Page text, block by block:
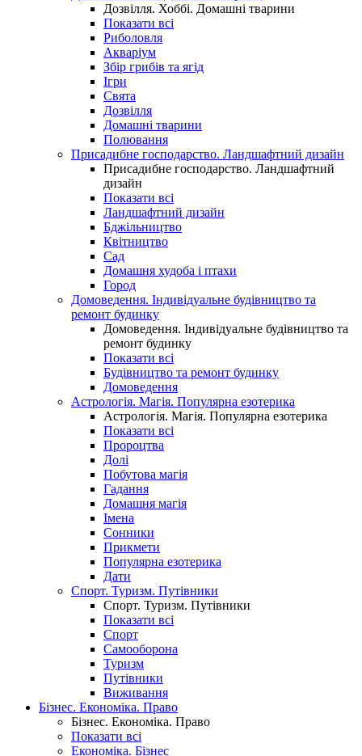
Дозвілля. Хоббі. Домашні тварини
Показати всі
Риболовля
Акваріум
Збір грибів та ягід
Ігри
Свята
Дозвілля
Домашні тварини
Полювання
Присадибне господарство. Ландшафтний дизайн
Присадибне господарство. Ландшафтний
дизайн
Показати всі
Ландшафтний дизайн
Бджільництво
Квітництво
Сад
Домашня худоба і птахи
Город
Домоведення. Індивідуальне будівництво та
ремонт будинку
Домоведення. Індивідуальне будівництво та
ремонт будинку
Показати всі
Будівництво та ремонт будинку
Домоведення
Астрологія. Магія. Популярна езотерика
Астрологія. Магія. Популярна езотерика
Показати всі
Пророцтва
Долі
Побутова магія
Гадання
Домашня магія
Імена
Сонники
Прикмети
Популярна езотерика
Дати
Спорт. Туризм. Путівники
Спорт. Туризм. Путівники
Показати всі
Спорт
Самооборона
Туризм
Путівники
Виживання
Бізнес. Економіка. Право
Бізнес. Економіка. Право
Показати всі
Економіка. Бізнес